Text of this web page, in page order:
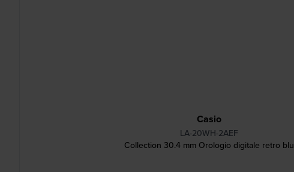
Casio
LA-20WH-2AEF
Collection 30.4 mm Orologio digitale retro blu